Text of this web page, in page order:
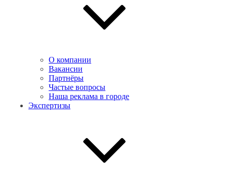
О компании
Вакансии
Партнёры
Частые вопросы
Наша реклама в городе
Экспертизы